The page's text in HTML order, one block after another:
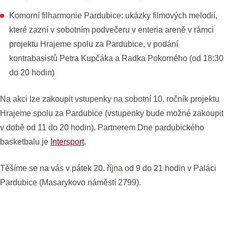
Komorní filharmonie Pardubice: ukázky filmových melodií,
které zazní v sobotním podvečeru v enteria areně v rámci
projektu Hrajeme spolu za Pardubice, v podání
kontrabasistů Petra Kupčáka a Radka Pokorného (od 18:30
do 20 hodin)
Na akci lze zakoupit vstupenky na sobotní 10. ročník projektu
Hrajeme spolu za Pardubice (vstupenky bude možné zakoupit
v době od 11 do 20 hodin). Partnerem Dne pardubického
basketbalu je Intersport.
Těšíme se na vás v pátek 20. října od 9 do 21 hodin v Paláci
Pardubice (Masarykovo náměstí 2799).